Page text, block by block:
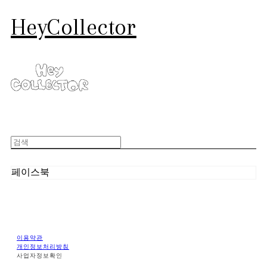
HeyCollector
페이스북
이용약관
개인정보처리방침
사업자정보확인